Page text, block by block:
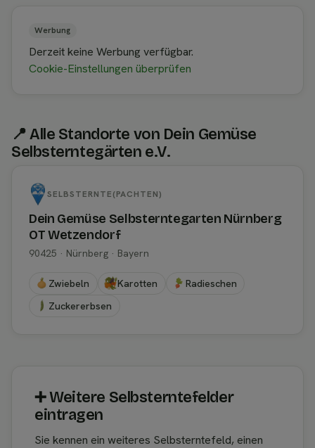
Werbung
Derzeit keine Werbung verfügbar.
Cookie-Einstellungen überprüfen
📍 Alle Standorte von Dein Gemüse
Selbsterntegärten e.V.
SELBSTERNTE(PACHTEN)
Dein Gemüse Selbsterntegarten Nürnberg
OT Wetzendorf
90425 · Nürnberg · Bayern
Zwiebeln Karotten
Radieschen
Zuckererbsen
➕︎ Weitere Selbsterntefelder
eintragen
Sie kennen ein weiteres Selbsterntefeld, einen